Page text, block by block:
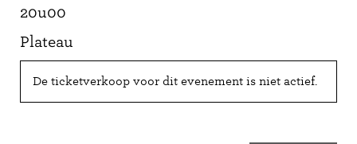
20u00
Plateau
De ticketverkoop voor dit evenement is niet actief.